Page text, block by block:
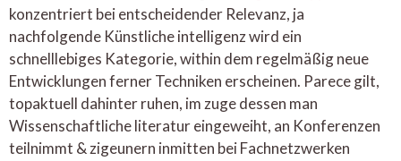
konzentriert bei entscheidender Relevanz, ja
nachfolgende Künstliche intelligenz wird ein
schnelllebiges Kategorie, within dem regelmäßig neue
Entwicklungen ferner Techniken erscheinen. Parece gilt,
topaktuell dahinter ruhen, im zuge dessen man
Wissenschaftliche literatur eingeweiht, an Konferenzen
teilnimmt & zigeunern inmitten bei Fachnetzwerken